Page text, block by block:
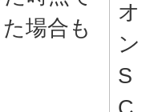
場合も
オ
ン
S